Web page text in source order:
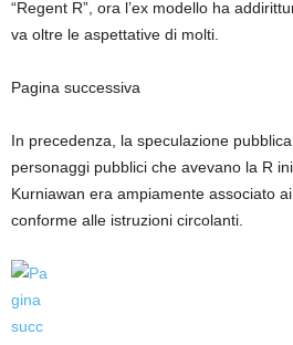
“Regent R”, ora l’ex modello ha
va oltre le aspettative di molti.
Pagina successiva
In precedenza, la speculazione
personaggi pubblici che avevano la R
Kurniawan era ampiamente associato
conforme alle istruzioni circolanti.